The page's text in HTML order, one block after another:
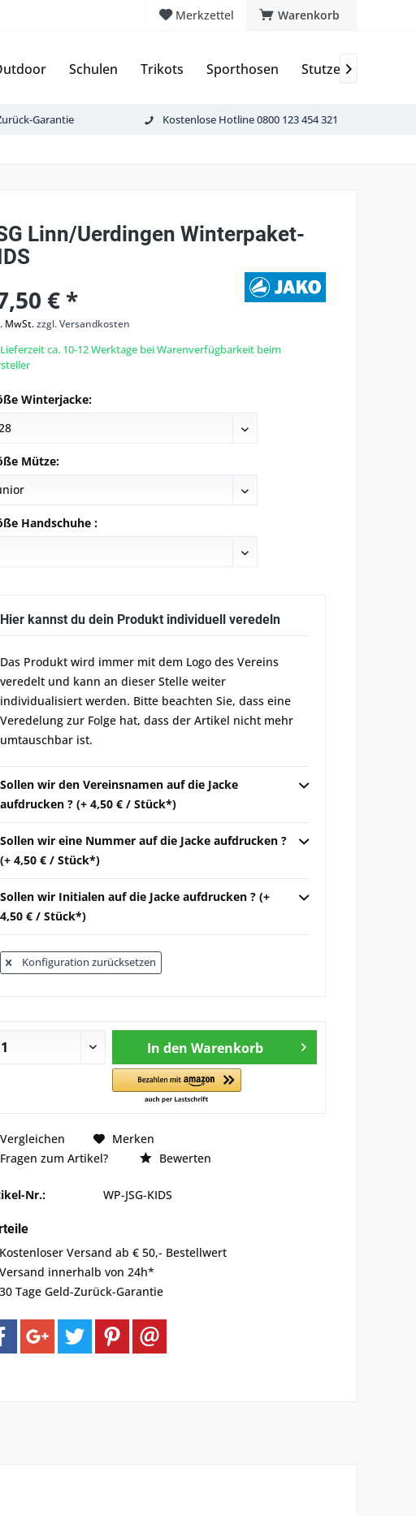
Warenkorb
Merkzettel
Schulen Trikots Sporthosen Stutzen & Schoner

Garantie Kostenlose Hotline 0800 123 454 321
Linn/Uerdingen Winterpaket-
€ *
MwSt.zzgl. Versandkosten
Lieferzeit ca. 10-12 Werktage bei Warenverfügbarkeit beim
Winterjacke:
Mütze:
Handschuhe :
Hier kannst du dein Produkt individuell veredeln
Das Produkt wird immer mit dem Logo des Vereins
veredelt und kann an dieser Stelle weiter
individualisiert werden. Bitte beachten Sie, dass eine
Veredelung zur Folge hat, dass der Artikel nicht mehr
umtauschbar ist.
Sollen wir den Vereinsnamen auf die Jacke
aufdrucken ? (+ 4,50 € / Stück*)
Sollen wir eine Nummer auf die Jacke aufdrucken ?
(+ 4,50 € / Stück*)
Sollen wir Initialen auf die Jacke aufdrucken ? (+
4,50 € / Stück*)
Konfiguration zurücksetzen
In den Warenkorb
Vergleichen
Merken
Fragen zum Artikel?
Bewerten
Nr.: WP-JSG-KIDS
Kostenloser Versand ab € 50,- Bestellwert
Versand innerhalb von 24h*
30 Tage Geld-Zurück-Garantie